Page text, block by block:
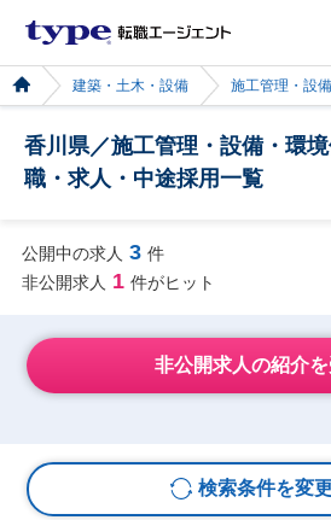
建築・土木・設備 施工管理・設
香川県／施工管理・設備・環
職・求人・中途採用一覧
公開中の求人 3 件
非公開求人 1 件がヒット
非公開求人の紹介
検索条件を変